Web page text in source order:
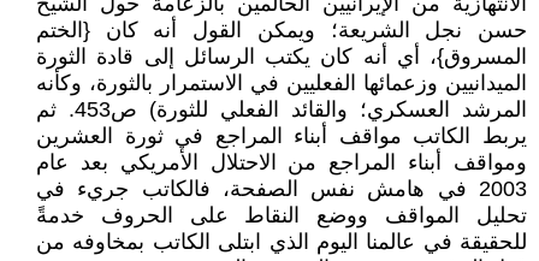
حسن نجل الشريعة؛ ويمكن القول أنه كان {الختم
المسروق}، أي أنه كان يكتب الرسائل إلى قادة الثورة
الميدانيين وزعمائها الفعليين في الاستمرار بالثورة، وكأنه
المرشد العسكري؛ والقائد الفعلي للثورة) ص453. ثم
يربط الكاتب مواقف أبناء المراجع في ثورة العشرين
ومواقف أبناء المراجع من الاحتلال الأمريكي بعد عام
2003 في هامش نفس الصفحة، فالكاتب جريء في
تحليل المواقف ووضع النقاط على الحروف خدمةً
للحقيقة في عالمنا اليوم الذي ابتلى الكاتب بمخاوفه من